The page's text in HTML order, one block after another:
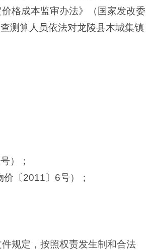
格成本监审办法》（国家发改委
测算人员依法对龙陵县木城集镇
）；
〔2011〕6号）；
规定，按照权责发生制和合法